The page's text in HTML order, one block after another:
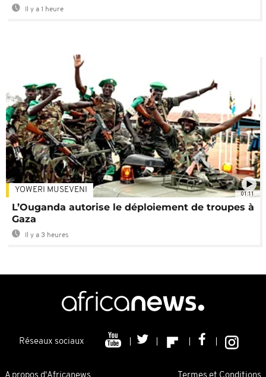
Il y a 1 heure
01:11
YOWERI MUSEVENI
L’Ouganda autorise le déploiement de troupes à
Gaza
Il y a 3 heures
Réseaux sociaux